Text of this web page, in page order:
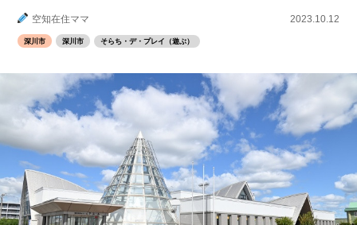
空知在住ママ 2023.10.12
深川市 深川市 そらち・デ・プレイ（遊ぶ）